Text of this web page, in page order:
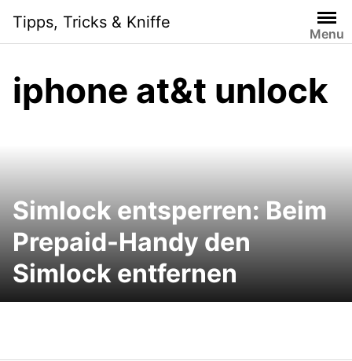
content
Tipps, Tricks & Kniffe
Menu
iphone at&t unlock
Simlock entsperren: Beim
Prepaid-Handy den
Simlock entfernen